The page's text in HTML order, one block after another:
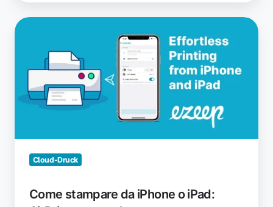
Come
iPhone
iPad:
AirPrint
non
soloCloud-Druck
Come stampare da iPhone o iPad: